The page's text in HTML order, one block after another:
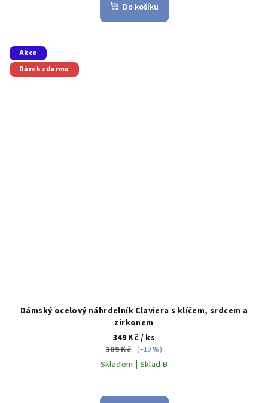
Do košíku
Akce
Dárek zdarma
Dámský ocelový náhrdelník Claviera s klíčem, srdcem a
zirkonem
349 Kč / ks
389 Kč (–10 %)
Skladem | Sklad B